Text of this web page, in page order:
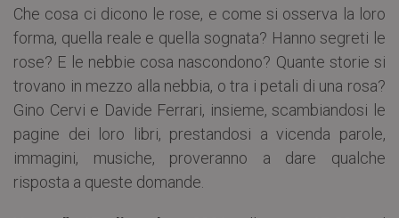
Che cosa ci dicono le rose, e come si osserva la loro
forma, quella reale e quella sognata? Hanno segreti le
rose? E le nebbie cosa nascondono? Quante storie si
trovano in mezzo alla nebbia, o tra i petali di una rosa?
Gino Cervi e Davide Ferrari, insieme, scambiandosi le
pagine dei loro libri, prestandosi a vicenda parole,
immagini, musiche, proveranno a dare qualche
risposta a queste domande.